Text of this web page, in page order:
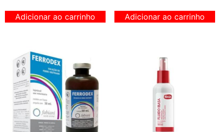
Adicionar ao carrinho Adicionar ao carrinho